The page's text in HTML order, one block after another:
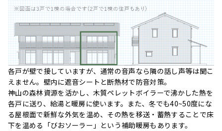
各戸が壁で接していますが、通常の音声なら隣の話し声等は聞こ
えません。壁内に遮音シートと断熱材で防音対策。
神山の森林資源を活かし、木質ペレットボイラーで沸かした熱を
各戸に送り、給湯と暖房に使います。また、冬でも40~50度にな
る屋根面で新鮮な外気を温め、その熱を移送・蓄熱することで床
下を温める「びおソーラー」という補助暖房もあります。